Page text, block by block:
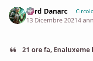
Lord Danarc
13 Dicembre 20214
21 ore fa,